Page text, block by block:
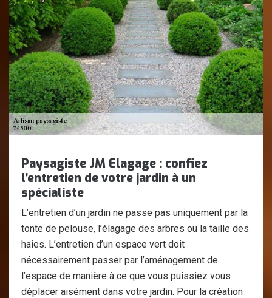
Paysagiste JM Elagage : confiez
l’entretien de votre jardin à un
spécialiste
L’entretien d’un jardin ne passe pas uniquement par la
tonte de pelouse, l’élagage des arbres ou la taille des
haies. L’entretien d’un espace vert doit
nécessairement passer par l’aménagement de
l’espace de manière à ce que vous puissiez vous
déplacer aisément dans votre jardin. Pour la création